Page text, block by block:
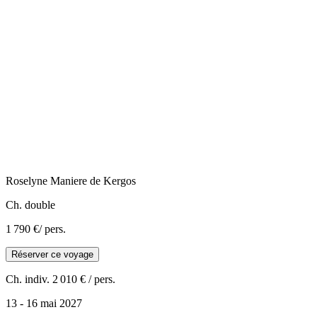
Roselyne Maniere de Kergos
Ch. double
1 790 €/ pers.
Réserver ce voyage
Ch. indiv. 2 010 € / pers.
13 - 16 mai 2027